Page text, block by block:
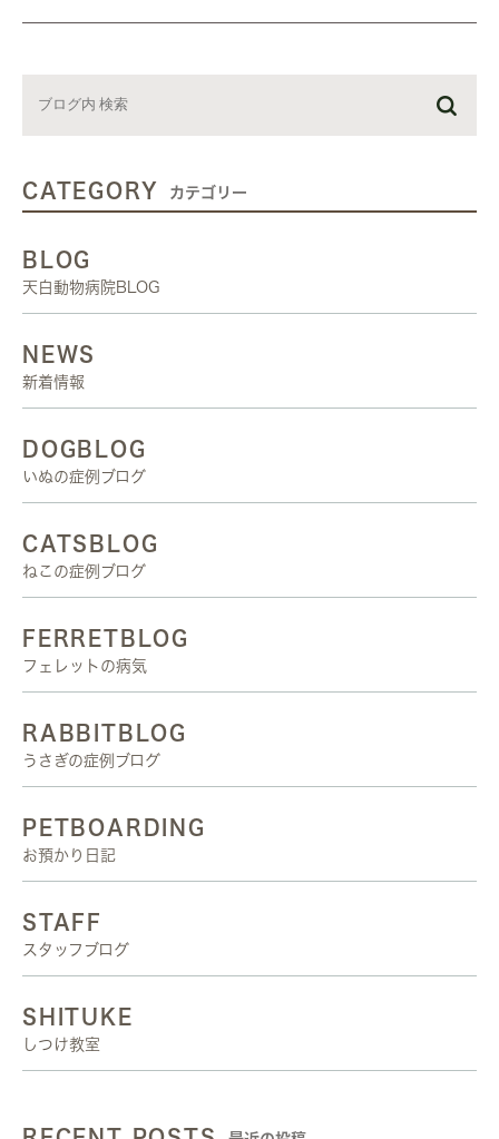
CATEGORY カテゴリー
BLOG
天白動物病院BLOG
NEWS
新着情報
DOGBLOG
いぬの症例ブログ
CATSBLOG
ねこの症例ブログ
FERRETBLOG
フェレットの病気
RABBITBLOG
うさぎの症例ブログ
PETBOARDING
お預かり日記
STAFF
スタッフブログ
SHITUKE
しつけ教室